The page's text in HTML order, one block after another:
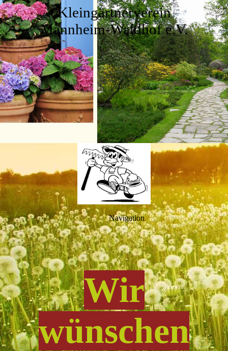
Kleingärtnerverein
Mannheim-Waldhof e.V.
Navigation
Wir
wünschen